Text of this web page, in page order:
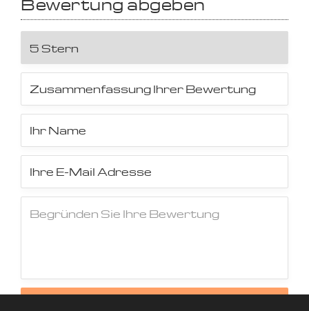
Bewertung abgeben